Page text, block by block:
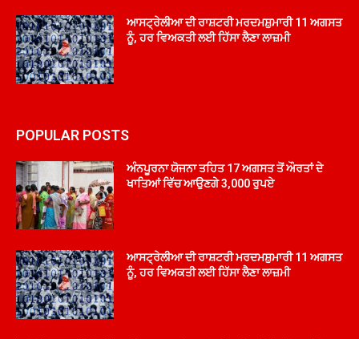
ਆਸਟ੍ਰੇਲੀਆ ਦੀ ਰਾਸ਼ਟਰੀ ਮਰਦਮਸ਼ੁਮਾਰੀ 11 ਅਗਸਤ
ਨੂੰ, ਹਰ ਵਿਅਕਤੀ ਲਈ ਹਿੱਸਾ ਲੈਣਾ ਲਾਜ਼ਮੀ
POPULAR POSTS
ਅੰਨਪੂਰਨਾ ਯੋਜਨਾ ਤਹਿਤ 17 ਅਗਸਤ ਤੋਂ ਔਰਤਾਂ ਦੇ
ਖਾਤਿਆਂ ਵਿੱਚ ਆਉਣਗੇ 3,000 ਰੁਪਏ
ਆਸਟ੍ਰੇਲੀਆ ਦੀ ਰਾਸ਼ਟਰੀ ਮਰਦਮਸ਼ੁਮਾਰੀ 11 ਅਗਸਤ
ਨੂੰ, ਹਰ ਵਿਅਕਤੀ ਲਈ ਹਿੱਸਾ ਲੈਣਾ ਲਾਜ਼ਮੀ